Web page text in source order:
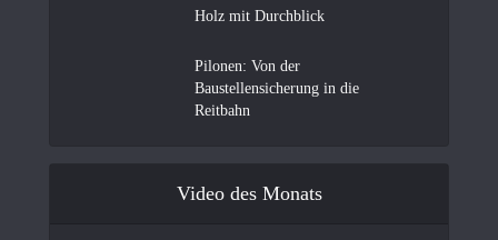
Holz mit Durchblick
Pilonen: Von der
Baustellensicherung in die
Reitbahn
Video des Monats